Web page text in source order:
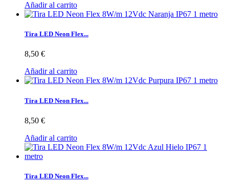
Añadir al carrito
Tira LED Neon Flex...
8,50 €
Añadir al carrito
Tira LED Neon Flex...
8,50 €
Añadir al carrito
Tira LED Neon Flex...